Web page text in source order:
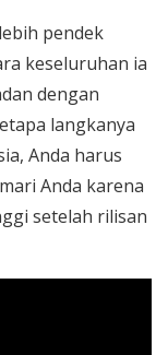
pendek
keseluruhan ia
dengan
langkanya
Anda harus
Anda karena
setelah rilisan